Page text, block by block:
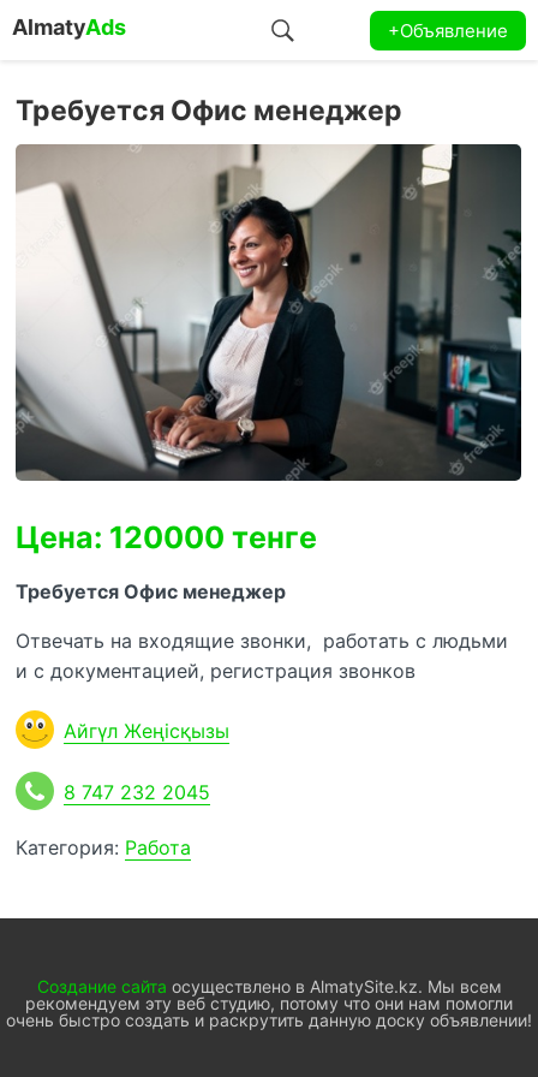
AlmatyAds +Объявление
Требуется Офис менеджер
Цена: 120000 тенге
Требуется Офис менеджер
Отвечать на входящие звонки, работать с людьми
и с документацией, регистрация звонков
Айгүл Жеңісқызы
8 747 232 2045
Категория: Работа
Создание сайта осуществлено в AlmatySite.kz. Мы всем
рекомендуем эту веб студию, потому что они нам помогли
очень быстро создать и раскрутить данную доску объявлении!